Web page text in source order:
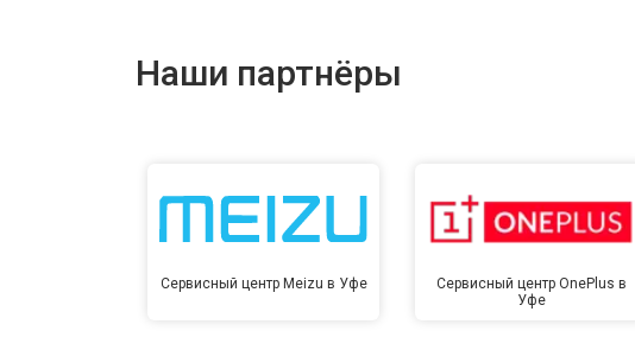
Наши партнёры
Сервисный центр Meizu в Уфе
Сервисный центр OnePlus в
Уфе